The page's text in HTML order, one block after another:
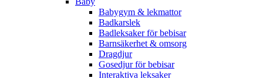
Babygym & lekmattor
Badkarslek
Badleksaker för bebisar
Barnsäkerhet & omsorg
Dragdjur
Gosedjur för bebisar
Interaktiva leksaker